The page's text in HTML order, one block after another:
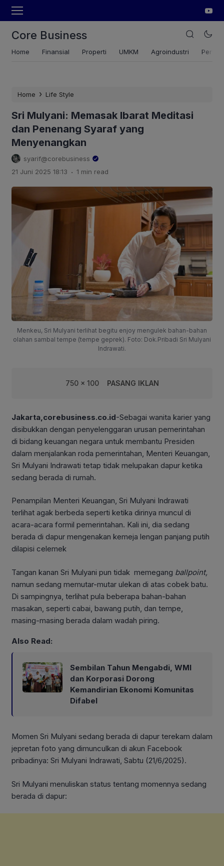
Core Business
Home Finansial Properti UMKM Agroindustri
Home › Life Style
Sri Mulyani: Memasak Ibarat Meditasi
dan Penenang Syaraf yang
Menyenangkan
syarif@corebusiness
21 Juni 2025 18:13 . 1 min read
Menkeu, Sri Mulyani terlihat begitu enjoy mengulek bahan-bahan
olahan sambal tempe (tempe geprek). Foto: Dok.Pribadi Sri Mulyani
Indrawati.
750 x 100 PASANG IKLAN
Jakarta,corebusiness.co.id-Sebagai wanita karier yang
disibukkan dengan penyelenggaran urusan pemerintahan
di bidang keuangan negara untuk membantu Presiden
dalam menjalankan roda pemerintahan, Menteri Keuangan,
Sri Mulyani Indrawati tetap tidak melupakan dapur ketika
sedang berada di rumah.
Penampilan Menteri Keuangan, Sri Mulyani Indrawati
terlihat agak berbeda seperti ketika dirinya muncul di
acara-acara formil pemerintahan. Kali ini, dia sedang
berada di dapur mengenakan kemeja lengan panjang putih
dilapisi celemek
Tangan kanan Sri Mulyani pun tidak memegang ballpoint,
namun sedang memutar-mutar ulekan di atas cobek batu.
Di sampingnya, terlihat pula beberapa bahan-bahan
masakan, seperti cabai, bawang putih, dan tempe,
masing-masing berada dalam wadah piring.
Also Read:
Sembilan Tahun Mengabdi, WMI
dan Korporasi Dorong
Kemandirian Ekonomi Komunitas
Difabel
Momen Sri Mulyani sedang berada di dapur terekam dalam
jepretan foto yang dimunculkan di akun Facebook
pribadinya: Sri Mulyani Indrawati, Sabtu (21/6/2025).
Sri Mulyani menuliskan status tentang momennya sedang
berada di dapur: